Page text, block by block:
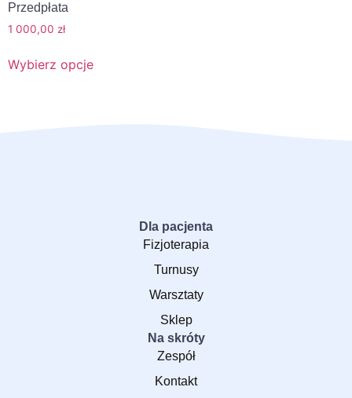
Przedpłata
1 000,00 zł
Wybierz opcje
Dla pacjenta
Fizjoterapia
Turnusy
Warsztaty
Sklep
Na skróty
Zespół
Kontakt